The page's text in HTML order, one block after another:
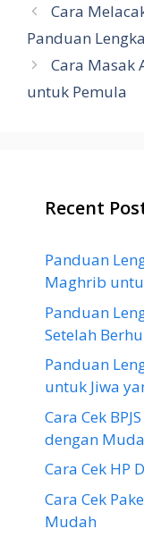
Cara
Panduan
Cara Masak
untuk Pemula
Recent
Panduan
Maghrib
Panduan
Setelah
Panduan
untuk Jiwa
Cara Cek
dengan
Cara Cek HP
Cara Cek
Mudah